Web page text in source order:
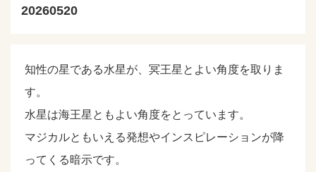
20260520
知性の星である水星が、冥王星とよい角度を取りま
す。
水星は海王星ともよい角度をとっています。
マジカルともいえる発想やインスピレーションが降
ってくる暗示です。